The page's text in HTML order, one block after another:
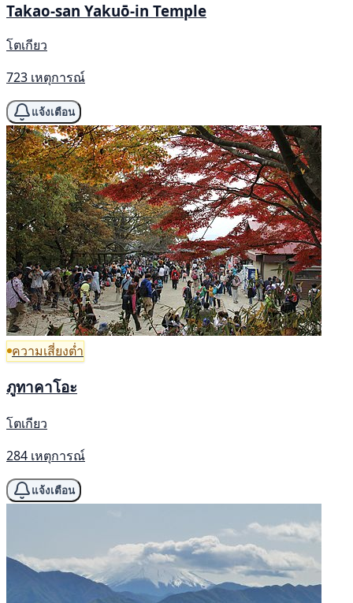
Takao-san Yakuō-in Temple
โตเกียว
723 เหตุการณ์
แจ้งเตือน
ความเสี่ยงต่ำ
ภูทาคาโอะ
โตเกียว
284 เหตุการณ์
แจ้งเตือน